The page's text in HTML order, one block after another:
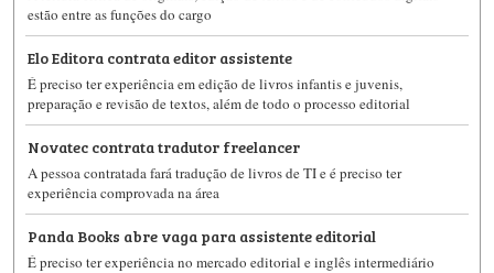
estão entre as funções do cargo
Elo Editora contrata editor assistente
É preciso ter experiência em edição de livros infantis e juvenis,
preparação e revisão de textos, além de todo o processo editorial
Novatec contrata tradutor freelancer
A pessoa contratada fará tradução de livros de TI e é preciso ter
experiência comprovada na área
Panda Books abre vaga para assistente editorial
É preciso ter experiência no mercado editorial e inglês intermediário